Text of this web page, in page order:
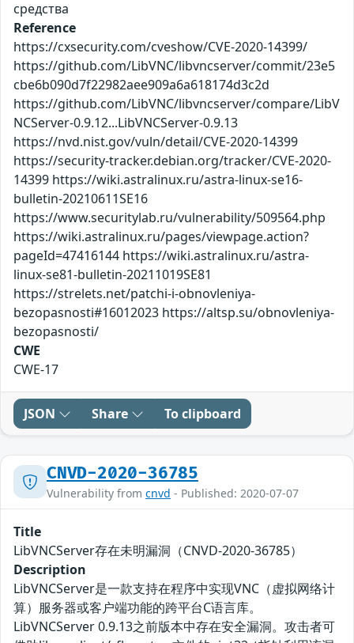
средства
Reference
https://cxsecurity.com/cveshow/CVE-2020-14399/
https://github.com/LibVNC/libvncserver/commit/23e5
cbe6b090d7f22982aee909a6a618174d3c2d
https://github.com/LibVNC/libvncserver/compare/LibV
NCServer-0.9.12...LibVNCServer-0.9.13
https://nvd.nist.gov/vuln/detail/CVE-2020-14399
https://security-tracker.debian.org/tracker/CVE-2020-
14399 https://wiki.astralinux.ru/astra-linux-se16-
bulletin-20210611SE16
https://www.securitylab.ru/vulnerability/509564.php
https://wiki.astralinux.ru/pages/viewpage.action?
pageId=47416144 https://wiki.astralinux.ru/astra-
linux-se81-bulletin-20211019SE81
https://strelets.net/patchi-i-obnovleniya-
bezopasnosti#16012023 https://altsp.su/obnovleniya-
bezopasnosti/
CWE
CWE-17
JSON Share To clipboard
CNVD-2020-36785
Vulnerability from cnvd - Published: 2020-07-07
Title
LibVNCServer存在未明漏洞（CNVD-2020-36785）
Description
LibVNCServer是一款支持在程序中实现VNC（虚拟网络计
算）服务器或客户端功能的跨平台C语言库。
LibVNCServer 0.9.13之前版本中存在安全漏洞。攻击者可